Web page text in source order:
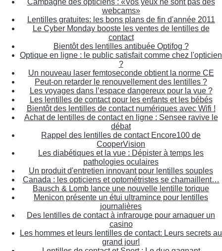
Campagne des opticiens : «Vos yeux ne sont pas des
webcams»
Lentilles gratuites: les bons plans de fin d'année 2011
Le Cyber Monday booste les ventes de lentilles de
contact
Bientôt des lentilles antibuée Optifog ?
Optique en ligne : le public satisfait comme chez l'opticien
?
Un nouveau laser femtoseconde obtient la norme CE
Peut-on retarder le renouvellement des lentilles ?
Les voyages dans l’espace dangereux pour la vue ?
Les lentilles de contact pour les enfants et les bébés
Bientôt des lentilles de contact numériques avec Wifi !
Achat de lentilles de contact en ligne : Sensee ravive le
débat
Rappel des lentilles de contact Encore100 de
CooperVision
Les diabétiques et la vue : Dépister à temps les
pathologies oculaires
Un produit d'entretien innovant pour lentilles souples
Canada : les opticiens et optométristes se chamaillent…
Bausch & Lomb lance une nouvelle lentille torique
Menicon présente un étui ultramince pour lentilles
journalières
Des lentilles de contact à infrarouge pour arnaquer un
casino
Les hommes et leurs lentilles de contact: Leurs secrets au
grand jour!